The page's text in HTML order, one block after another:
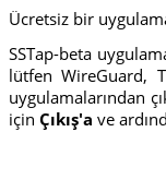
Ücretsiz bir
SSTap-beta
lütfen WireGuard,
uygulamalarından
için Çıkış'a ve